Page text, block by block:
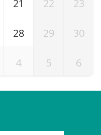
21 22 23
28 29 30
4 5 6